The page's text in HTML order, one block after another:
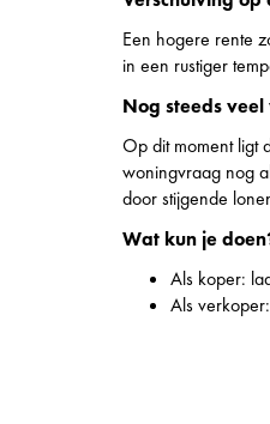
Een hogere rente
in een rustiger
Nog steeds
Op dit moment ligt
woningvraag nog
door stijgende
Wat kun je
Als koper:
Als